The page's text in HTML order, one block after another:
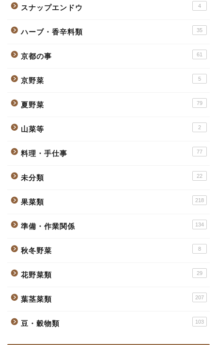
スナップエンドウ 4
ハーブ・香辛料類 35
京都の事 61
京野菜 5
夏野菜 79
山菜等 2
料理・手仕事 77
未分類 22
果菜類 218
準備・作業関係 134
秋冬野菜 8
花野菜類 29
葉茎菜類 207
豆・穀物類 103